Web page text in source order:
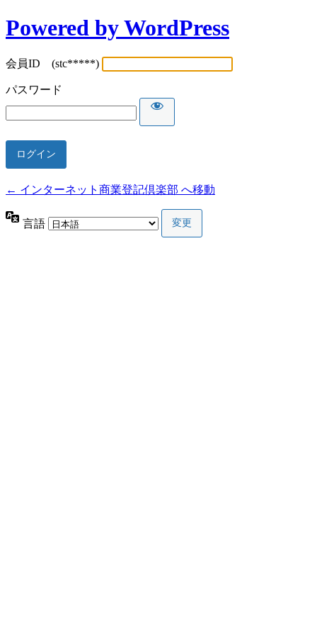
Powered by WordPress
会員ID (stc*****)
パスワード
← インターネット商業登記倶楽部 へ移動
言語